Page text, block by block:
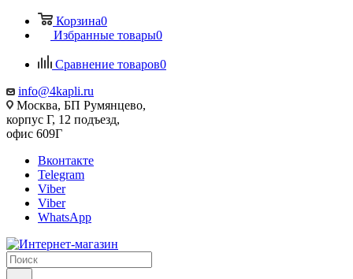
Корзина0
Избранные товары0
Сравнение товаров0
info@4kapli.ru
Москва, БП Румянцево,
корпус Г, 12 подъезд,
офис 609Г
Вконтакте
Telegram
Viber
Viber
WhatsApp